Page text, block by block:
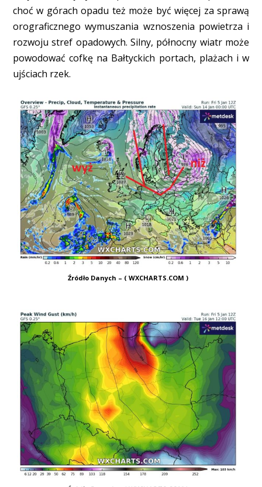
choć w górach opadu też może być więcej za sprawą
orograficznego wymuszania wznoszenia powietrza i
rozwoju stref opadowych. Silny, północny wiatr może
powodować cofkę na Bałtyckich portach, plażach i w
ujściach rzek.
Źródło Danych – ( WXCHARTS.COM )